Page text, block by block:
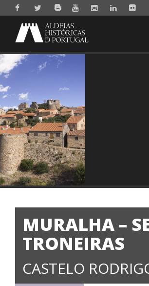
MURALHA –
TRONEIRAS
CASTELO